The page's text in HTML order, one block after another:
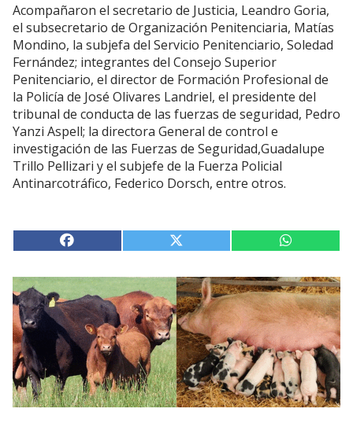
Acompañaron el secretario de Justicia, Leandro Goria,
el subsecretario de Organización Penitenciaria, Matías
Mondino, la subjefa del Servicio Penitenciario, Soledad
Fernández; integrantes del Consejo Superior
Penitenciario, el director de Formación Profesional de
la Policía de José Olivares Landriel, el presidente del
tribunal de conducta de las fuerzas de seguridad, Pedro
Yanzi Aspell; la directora General de control e
investigación de las Fuerzas de Seguridad,Guadalupe
Trillo Pellizari y el subjefe de la Fuerza Policial
Antinarcotráfico, Federico Dorsch, entre otros.